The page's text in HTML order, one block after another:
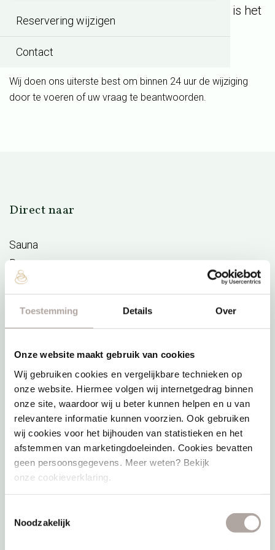
Toestemming Details Over
Onze website maakt gebruik van cookies
Wij gebruiken cookies en vergelijkbare technieken op
onze website. Hiermee volgen wij internetgedrag binnen
onze site, waardoor wij u beter kunnen helpen en u van
relevantere informatie kunnen voorzien. Ook gebruiken
wij cookies voor het bijhouden van statistieken en het
afstemmen van marketingdoeleinden. Cookies bevatten
geen persoonsgegevens. Meer weten? Bekijk
onze cookieverklaring.
Noodzakelijk
Reservering wijzigen
Contact
geen referentienummer ontvangen? Dan is het
contactformulier niet goed verstuurd.
Controleer altijd uw ongewenste e-mail.
Wij doen ons uiterste best om binnen 24 uur de wijziging
door te voeren of uw vraag te beantwoorden.
Direct naar
Sauna
Reserveren
Acties
Overnachten
Sauna arrangementen
Vacatures
BeWellness
Wellness Giftcard
Aufguss Challenge
Praktische info
Entreeprijzen
Adres & route